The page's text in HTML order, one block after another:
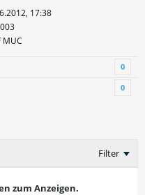
17:38
0
0
Filter
zum Anzeigen.